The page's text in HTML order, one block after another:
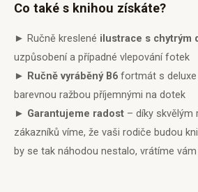
Co také s knihou získáte?
► Ručně kreslené ilustrace s chytrým
uzpůsobení a případné vlepování fotek
► Ručně vyráběný B6 fortmát s
barevnou ražbou příjemnými na dotek
► Garantujeme radost – díky skvělým
zákazníků víme, že vaši rodiče budou
by se tak náhodou nestalo, vrátíme vám